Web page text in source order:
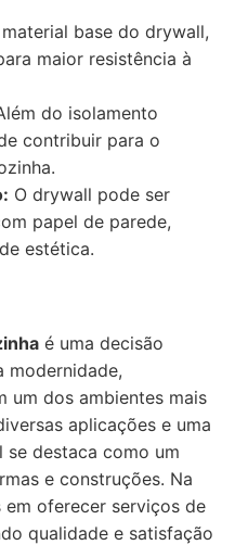
material base do drywall,
maior resistência à
do isolamento
contribuir para o
O drywall pode ser
papel de parede,
estética.
é uma decisão
modernidade,
um dos ambientes mais
aplicações e uma
destaca como um
e construções. Na
em oferecer serviços de
qualidade e satisfação